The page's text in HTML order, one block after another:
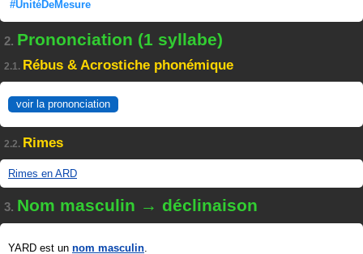
#UnitéDeMesure
2. Prononciation (1 syllabe)
2.1. Rébus & Acrostiche phonémique
voir la prononciation
2.2. Rimes
Rimes en ARD
3. Nom masculin → déclinaison
YARD est un nom masculin.